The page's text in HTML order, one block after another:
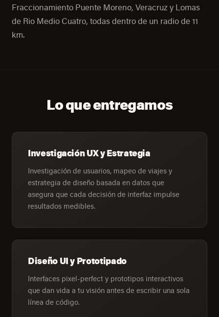
Fraccionamiento Puente Moreno, Veracruz y Lomas
de Rio Medio Cuatro, todas dentro de un radio de 11
km.
Lo que entregamos
Investigación UX y Estrategia
Investigación de usuarios, mapeo de viajes y
estrategia de diseño basada en datos que
asegura que cada decisión de interfaz impulse
resultados medibles.
Diseño UI y Prototipado
Interfaces pixel-perfect y prototipos interactivos
que dan vida a tu visión antes de escribir una sola
línea de código.